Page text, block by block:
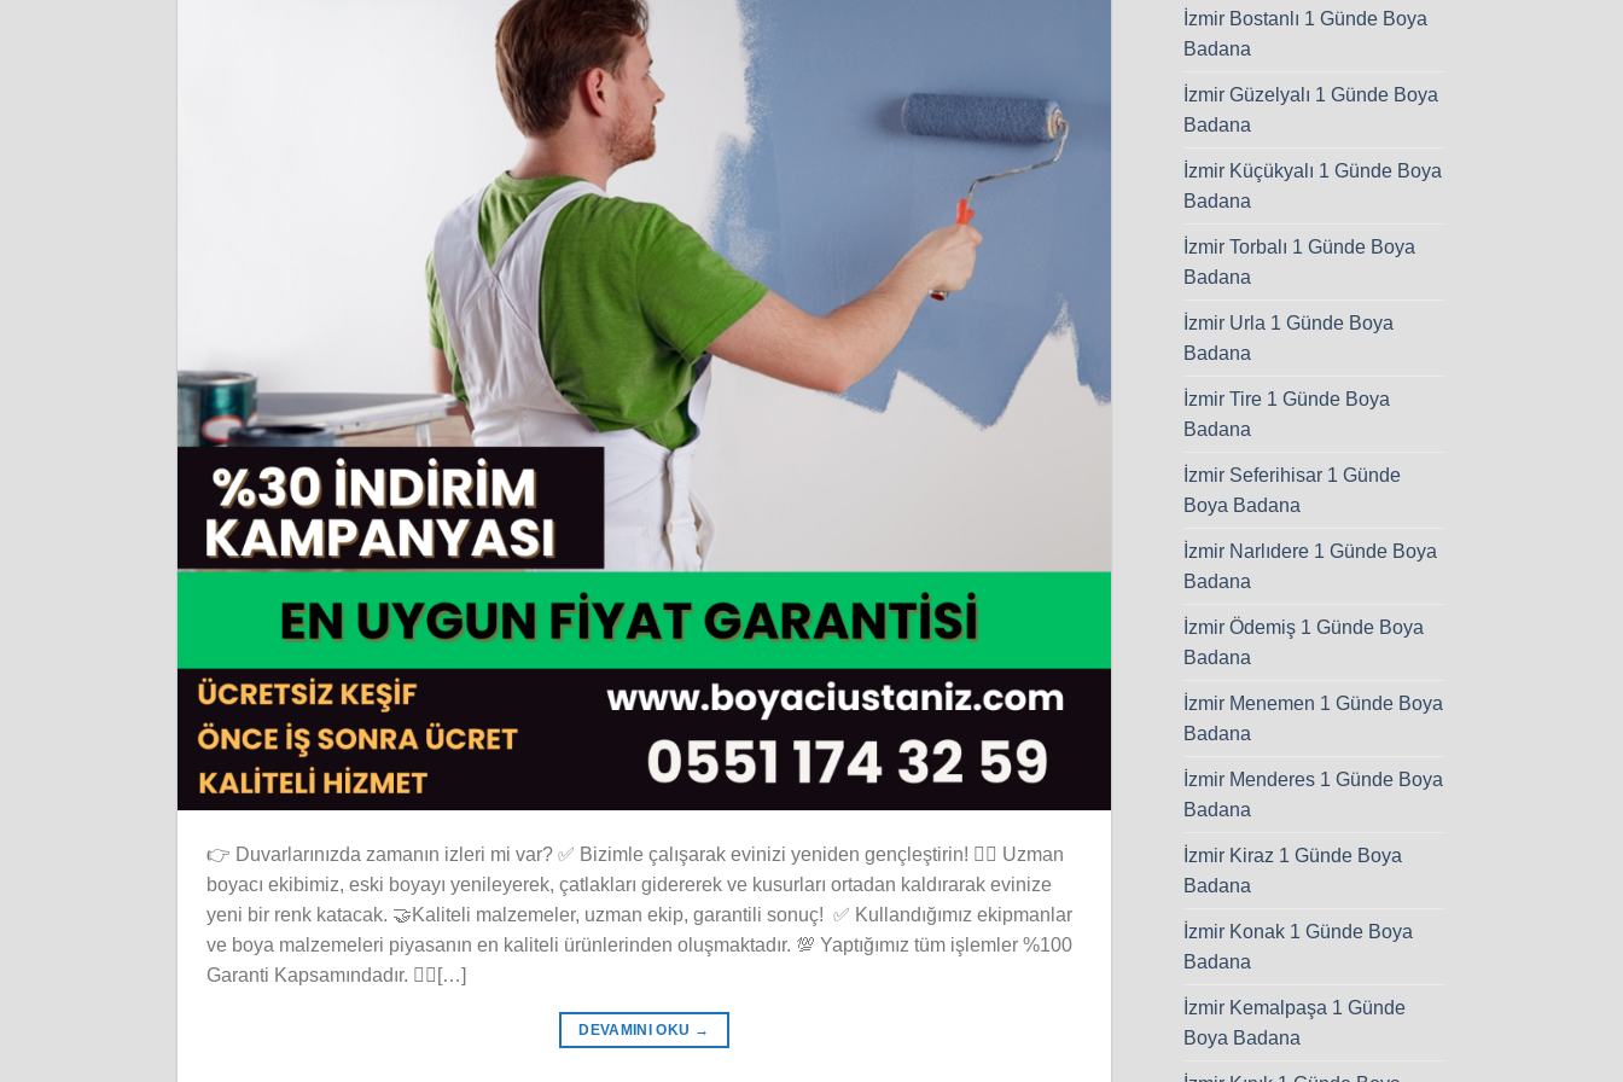
👉 Duvarlarınızda zamanın izleri mi var? ✅ Bizimle çalışarak evinizi yeniden gençleştirin! 👷‍♂️ Uzman
boyacı ekibimiz, eski boyayı yenileyerek, çatlakları gidererek ve kusurları ortadan kaldırarak evinize
yeni bir renk katacak. 🤝Kaliteli malzemeler, uzman ekip, garantili sonuç! ✅ Kullandığımız ekipmanlar
ve boya malzemeleri piyasanın en kaliteli ürünlerinden oluşmaktadır. 💯 Yaptığımız tüm işlemler %100
Garanti Kapsamındadır. 👷‍♂️[…]
DEVAMINI OKU →
İzmir Bostanlı 1 Günde Boya
Badana
İzmir Güzelyalı 1 Günde Boya
Badana
İzmir Küçükyalı 1 Günde Boya
Badana
İzmir Torbalı 1 Günde Boya
Badana
İzmir Urla 1 Günde Boya
Badana
İzmir Tire 1 Günde Boya
Badana
İzmir Seferihisar 1 Günde
Boya Badana
İzmir Narlıdere 1 Günde Boya
Badana
İzmir Ödemiş 1 Günde Boya
Badana
İzmir Menemen 1 Günde Boya
Badana
İzmir Menderes 1 Günde Boya
Badana
İzmir Kiraz 1 Günde Boya
Badana
İzmir Konak 1 Günde Boya
Badana
İzmir Kemalpaşa 1 Günde
Boya Badana